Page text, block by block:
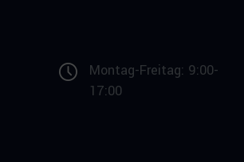
Montag-Freitag: 9:00-
17:00